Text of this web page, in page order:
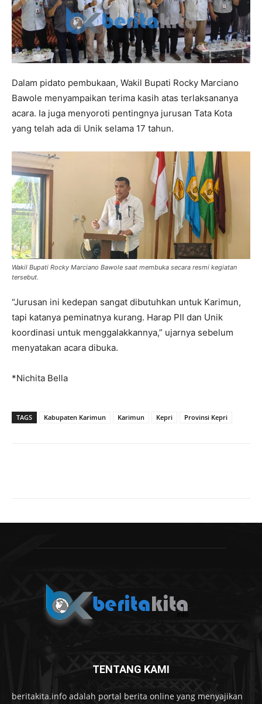
Dalam pidato pembukaan, Wakil Bupati Rocky Marciano
Bawole menyampaikan terima kasih atas terlaksananya
acara. Ia juga menyoroti pentingnya jurusan Tata Kota
yang telah ada di Unik selama 17 tahun.
Wakil Bupati Rocky Marciano Bawole saat membuka secara resmi kegiatan
tersebut.
“Jurusan ini kedepan sangat dibutuhkan untuk Karimun,
tapi katanya peminatnya kurang. Harap PII dan Unik
koordinasi untuk menggalakkannya,” ujarnya sebelum
menyatakan acara dibuka.
*Nichita Bella
TAGS Kabupaten Karimun Karimun Kepri Provinsi Kepri
TENTANG KAMI
beritakita.info adalah portal berita online yang menyajikan